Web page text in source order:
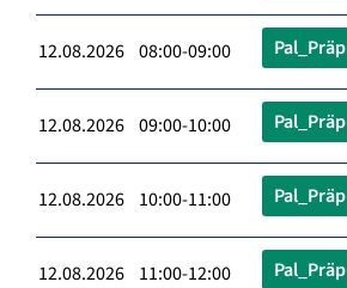
12.08.2026 08:00-09:00 Pal_Präp
12.08.2026 09:00-10:00 Pal_Präp
12.08.2026 10:00-11:00 Pal_Präp
12.08.2026 11:00-12:00 Pal_Präp